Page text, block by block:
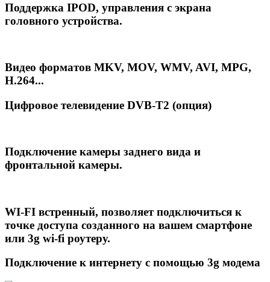
Поддержка IPOD, управления с экрана
головного устройства.
Видео форматов MKV, MOV, WMV, AVI, MPG,
H.264...
Цифровое телевидение DVB-T2 (опция)
Подключение камеры заднего вида и
фронтальной камеры.
WI-FI встренный, позволяет подключиться к
точке доступа созданного на вашем смартфоне
или 3g wi-fi роутеру.
Подключение к интернету с помощью 3g модема